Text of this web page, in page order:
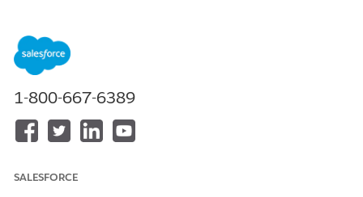
Edition,Unlimited
Service e Foundations, oppure
Edition o
SUGGERIMENTO
1-800-667-6389
SALESFORCE